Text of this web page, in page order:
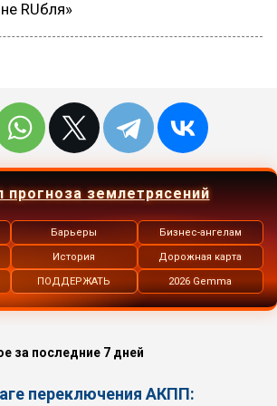
RUбля»
прогноза землетрясений
Барьеры
История
ПОДДЕРЖАТЬ
Бизнес-ангелам
Дорожная карта
2026 Gemma
за последние 7 дней
переключения АКПП: